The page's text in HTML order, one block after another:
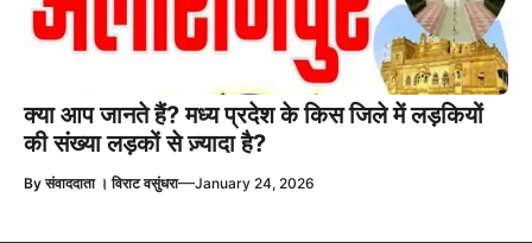
क्या आप जानते हैं? मध्य प्रदेश के किस जिले में लड़कियों
की संख्या लड़कों से ज़्यादा है?
Byसंवाददाता । विराट वसुंधरा—January 24, 2026